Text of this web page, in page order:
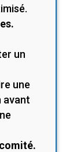
un
une
avant